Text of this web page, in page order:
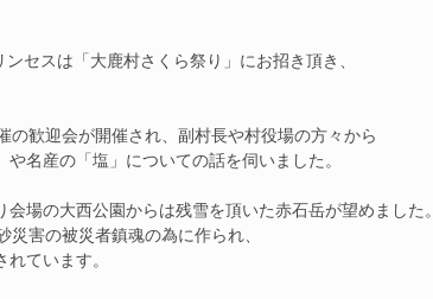
セスは「大鹿村さくら祭り」にお招き頂き、
の歓迎会が開催され、副村長や村役場の方々から
名産の「塩」についての話を伺いました。
場の大西公園からは残雪を頂いた赤石岳が望めました。
害の被災者鎮魂の為に作られ、
ています。